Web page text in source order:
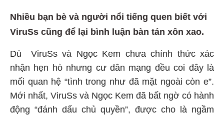
Nhiều bạn bè và người nổi tiếng quen biết với
ViruSs cũng để lại bình luận bàn tán xôn xao.
Dù ViruSs và Ngọc Kem chưa chính thức xác
nhận hẹn hò nhưng cư dân mạng đều coi đây là
mối quan hệ “tình trong như đã mặt ngoài còn e”.
Mới nhất, ViruSs và Ngọc Kem đã bất ngờ có hành
động “đánh dấu chủ quyền”, được cho là ngầm